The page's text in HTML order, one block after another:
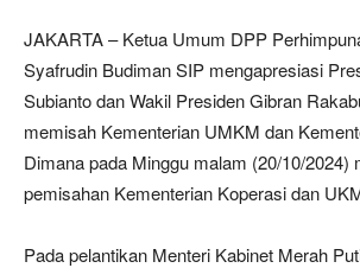
JAKARTA – Ketua Umum DPP
Syafrudin Budiman SIP mengapresiasi
Subianto dan Wakil Presiden Gibran
memisah Kementerian UMKM dan
Dimana pada Minggu malam (20/10/2024)
pemisahan Kementerian Koperasi dan
Pada pelantikan Menteri Kabinet Merah